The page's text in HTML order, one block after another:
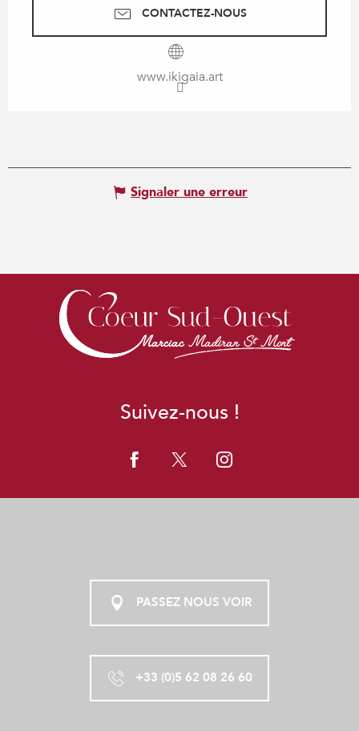
CONTACTEZ-NOUS
www.ikigaia.art
Signaler une erreur
Suivez-nous !
PASSEZ NOUS VOIR
+33 (0)5 62 08 26 60